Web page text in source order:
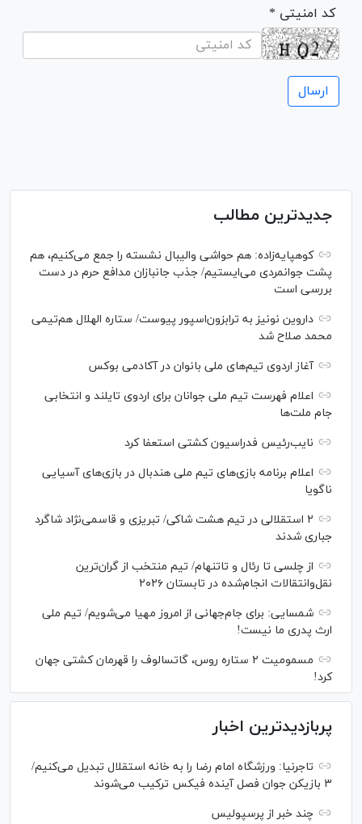
* کد امنیتی
جدیدترین مطالب
کوهپایه‌زاده: هم حواشی والیبال نشسته را جمع می‌کنیم، هم
پشت جوانمردی می‌ایستیم/ جذب جانبازان مدافع حرم در دست
بررسی است
داروین نونیز به ترابزون‌اسپور پیوست/ ستاره الهلال هم‌تیمی
محمد صلاح شد
آغاز اردوی تیم‌های ملی بانوان در آکادمی بوکس
اعلام فهرست تیم ملی جوانان برای اردوی تایلند و انتخابی
جام ملت‌ها
نایب‌رئیس فدراسیون کشتی استعفا کرد
اعلام برنامه بازی‌های تیم ملی هندبال در بازی‌های آسیایی
ناگویا
۲ استقلالی در تیم هشت شاکی/ تبریزی و قاسمی‌نژاد شاگرد
جباری شدند
از چلسی تا رئال و تاتنهام/ تیم منتخب از گران‌ترین
نقل‌وانتقالات انجام‌شده در تابستان ۲۰۲۶
شمسایی: برای جام‌جهانی از امروز مهیا می‌شویم/ تیم ملی
ارث پدری ما نیست!
مسمومیت ۲ ستاره روس، گاتسالوف را قهرمان کشتی جهان
کرد!
پربازدیدترین اخبار
تاجرنیا: ورزشگاه امام رضا را به خانه استقلال تبدیل می‌کنیم/
۳ بازیکن جوان فصل آینده فیکس ترکیب می‌شوند
چند خبر از پرسپولیس